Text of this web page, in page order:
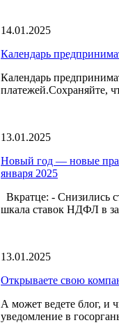
14.01.2025
Календарь
Календарь
платежей.Сохраняйте,
13.01.2025
Новый год — новые
января 2025
Вкратце: - Снизились
шкала ставок НДФЛ в
13.01.2025
Открываете свою
А может ведете блог, и
уведомление в